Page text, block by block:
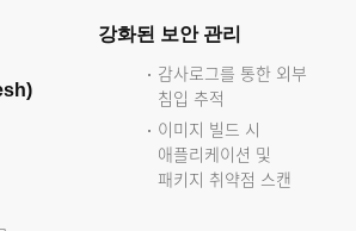
강화된 보안 관리
감사로그를 통한 외부
침입 추적
이미지 빌드 시
애플리케이션 및
패키지 취약점 스캔